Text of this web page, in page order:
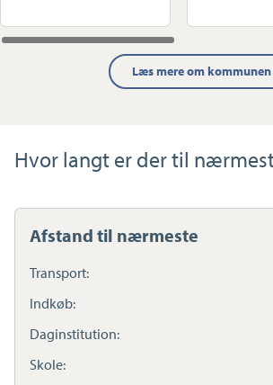
Læs mere om kommunen
Hvor langt er der til
Afstand til nærmeste
Transport:
Indkøb:
Daginstitution:
Skole: